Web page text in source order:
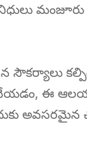
సౌకర్యాలు
చేయడం, ఈ
అవసరమైన